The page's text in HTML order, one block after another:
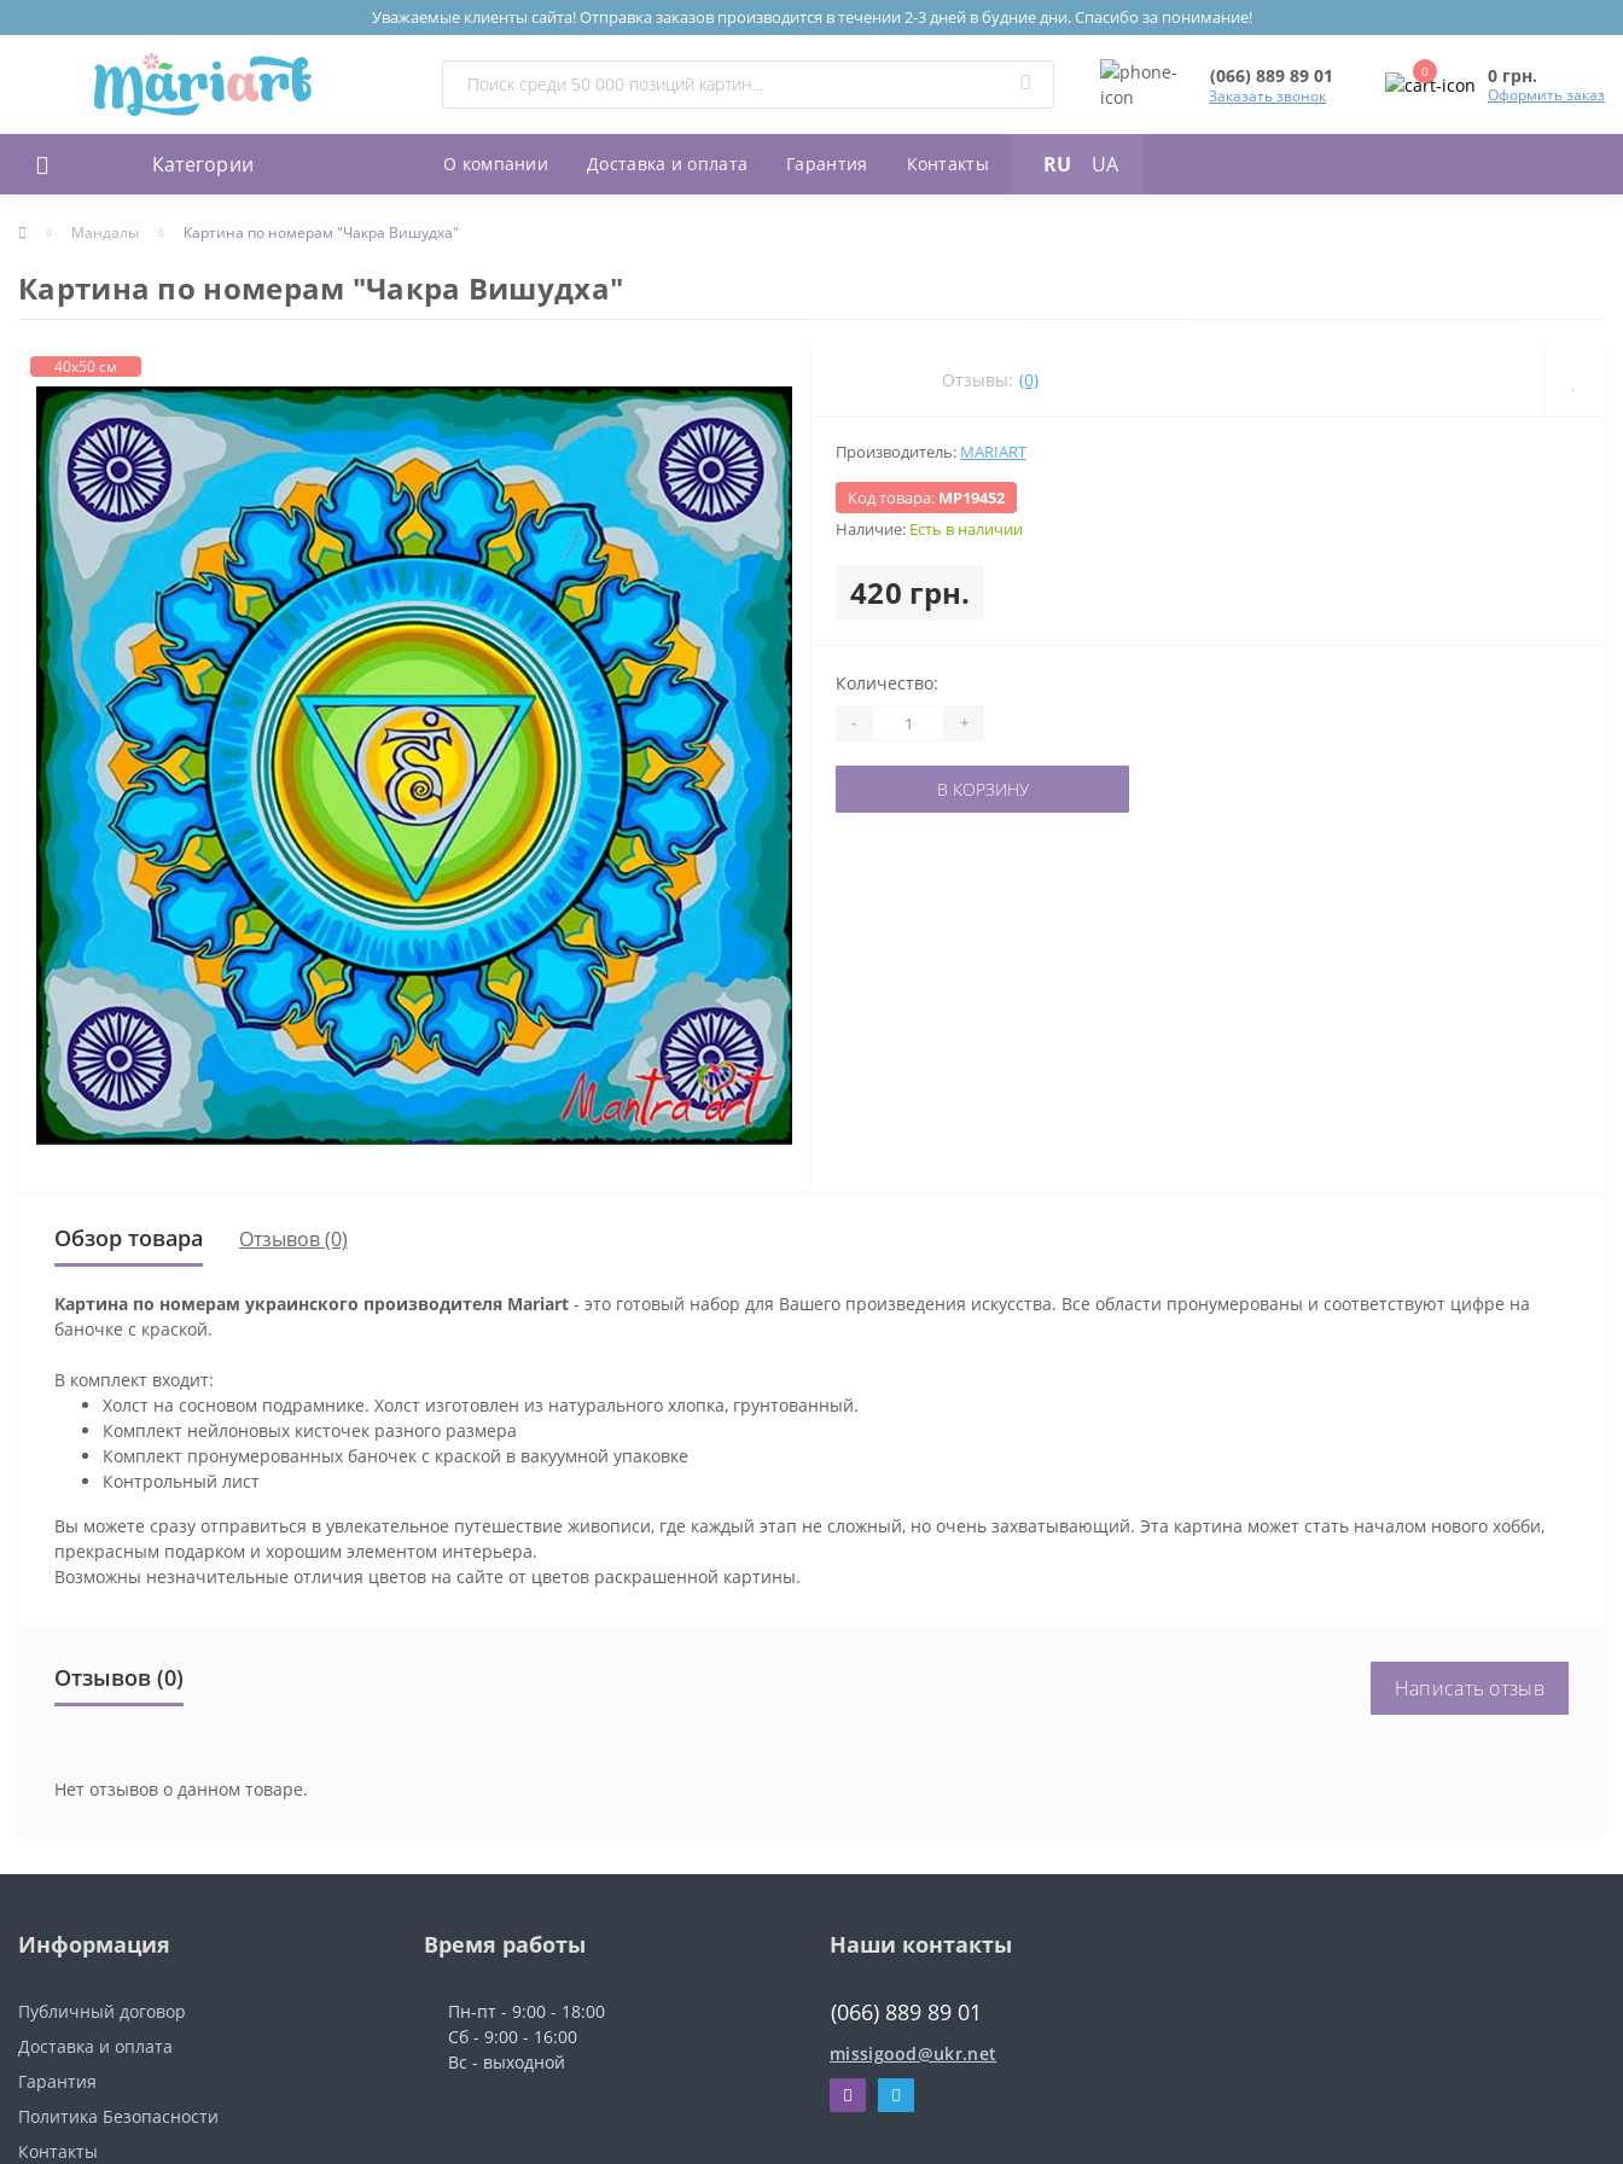
Уважаемые клиенты сайта! Отправка заказов производится в течении 2-3 дней в будние дни. Спасибо за понимание!
(066) 889 89 01
Заказать звонок
0 0 грн.
Оформить заказ
Категории О компании Доставка и оплата Гарантия Контакты RU UA
Мандалы Картина по номерам "Чакра Вишудха"
Картина по номерам "Чакра Вишудха"
40х50 см
Отзывы: (0)
Производитель: MARIART
Код товара: МР19452
Наличие: Есть в наличии
420 грн.
Количество:
- +
В КОРЗИНУ
Обзор товара Отзывов (0)
Картина по номерам украинского производителя Mariart - это готовый набор для Вашего произведения искусства. Все области пронумерованы и соответствуют цифре на
баночке с краской.
В комплект входит:
Холст на сосновом подрамнике. Холст изготовлен из натурального хлопка, грунтованный.
Комплект нейлоновых кисточек разного размера
Комплект пронумерованных баночек с краской в вакуумной упаковке
Контрольный лист
Вы можете сразу отправиться в увлекательное путешествие живописи, где каждый этап не сложный, но очень захватывающий. Эта картина может стать началом нового хобби,
прекрасным подарком и хорошим элементом интерьера.
Возможны незначительные отличия цветов на сайте от цветов раскрашенной картины.
Отзывов (0) Написать отзыв
Нет отзывов о данном товаре.
Информация
Публичный договор
Доставка и оплата
Гарантия
Политика Безопасности
Контакты
Время работы
Пн-пт - 9:00 - 18:00
Сб - 9:00 - 16:00
Вс - выходной
Наши контакты
(066) 889 89 01
missigood@ukr.net